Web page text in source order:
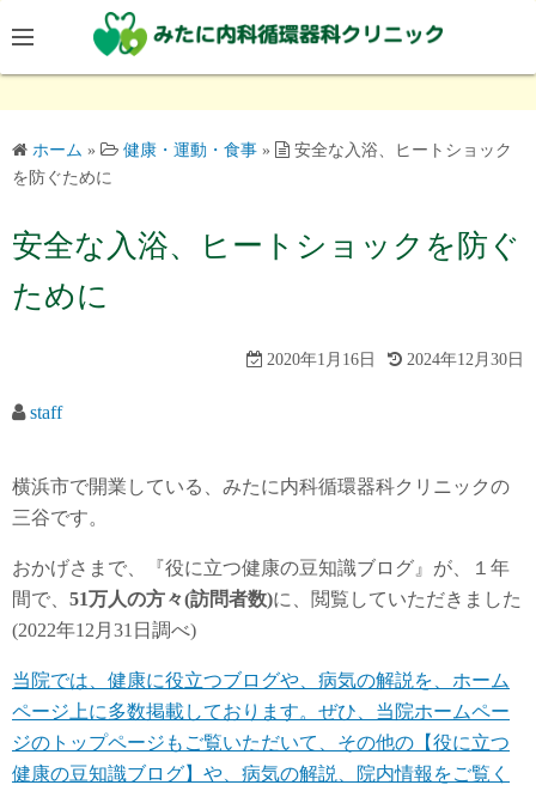
ン
テ
ン
へ
キ
ッ
プ
ホーム » 健康・運動・食事 »
安全な入浴、ヒートショック
を防ぐために
安全な入浴、ヒートショックを防ぐ
ために
2020年1月16日 2024年12月30日
staff
横浜市で開業している、みたに内科循環器科クリニックの
三谷です。
おかげさまで、『役に立つ健康の豆知識ブログ』が、１年
間で、 51万人の方々(訪問者数)に、閲覧していただきました
(2022年12月31日調べ)
当院では、健康に役立つブログや、病気の解説を、ホーム
ページ上に多数掲載しております。ぜひ、当院ホームペー
ジのトップページもご覧いただいて、その他の【役に立つ
健康の豆知識ブログ】や、病気の解説、院内情報をご覧く